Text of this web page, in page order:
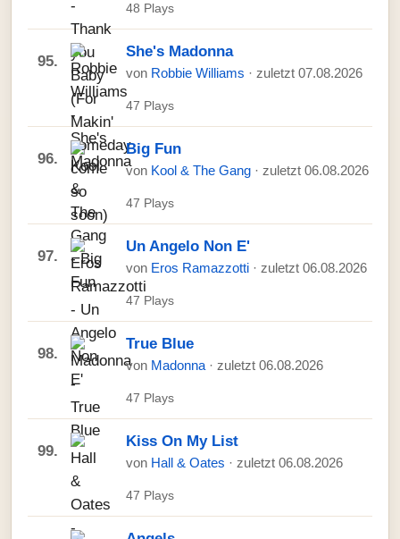
48 Plays
95.
She's Madonna
von Robbie Williams · zuletzt 07.08.2026
47 Plays
96.
Big Fun
von Kool & The Gang · zuletzt 06.08.2026
47 Plays
97.
Un Angelo Non E'
von Eros Ramazzotti · zuletzt 06.08.2026
47 Plays
98.
True Blue
von Madonna · zuletzt 06.08.2026
47 Plays
99.
Kiss On My List
von Hall & Oates · zuletzt 06.08.2026
47 Plays